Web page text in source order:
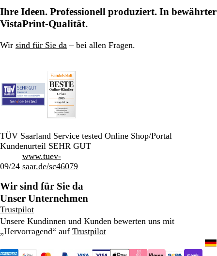
Seite
Seite
Seite
Ihre Ideen. Professionell produziert. In bewährter
VistaPrint-Qualität.
Wir sind für Sie da – bei allen Fragen.
TÜV Saarland Service tested Online Shop/Portal
Kundenurteil SEHR GUT
09/24
www.tuev-
saar.de/sc46079
Wir sind für Sie da
Unser Unternehmen
Trustpilot
Unsere Kundinnen und Kunden bewerten uns mit
„Hervorragend“ auf Trustpilot